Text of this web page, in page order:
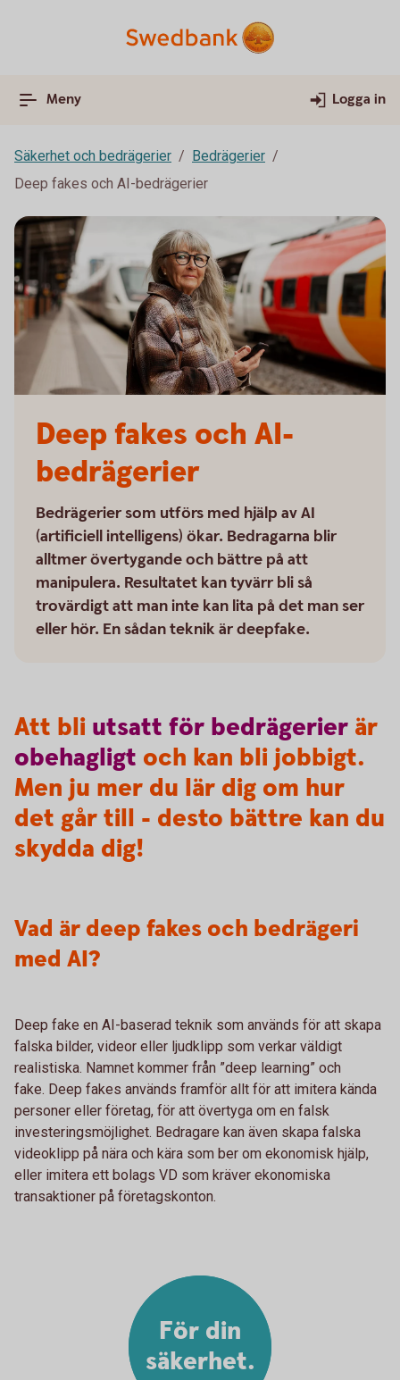
Meny Logga in
Säkerhet och bedrägerier
Bedrägerier
Deep fakes och AI-bedrägerier
Deep fakes och AI-
bedrägerier
Bedrägerier som utförs med hjälp av AI
(artificiell intelligens) ökar. Bedragarna blir
alltmer övertygande och bättre på att
manipulera. Resultatet kan tyvärr bli så
trovärdigt att man inte kan lita på det man ser
eller hör. En sådan teknik är deepfake.
Att bli utsatt för bedrägerier är
obehagligt och kan bli jobbigt.
Men ju mer du lär dig om hur
det går till - desto bättre kan du
skydda dig!
Vad är deep fakes och bedrägeri
med AI?
Deep fake en AI-baserad teknik som används för att skapa
falska bilder, videor eller ljudklipp som verkar väldigt
realistiska. Namnet kommer från ”deep learning” och
fake. Deep fakes används framför allt för att imitera kända
personer eller företag, för att övertyga om en falsk
investeringsmöjlighet. Bedragare kan även skapa falska
videoklipp på nära och kära som ber om ekonomisk hjälp,
eller imitera ett bolags VD som kräver ekonomiska
transaktioner på företagskonton.
För din
säkerhet.